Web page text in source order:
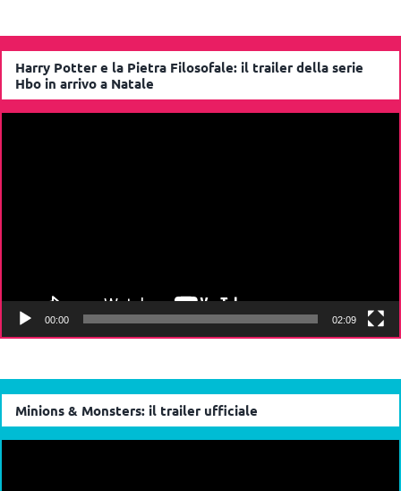
Harry Potter e la Pietra Filosofale: il trailer della serie
Hbo in arrivo a Natale
00:00 02:09
Minions & Monsters: il trailer ufficiale